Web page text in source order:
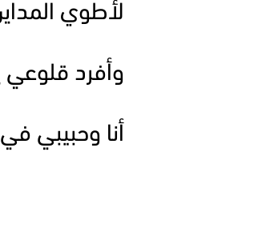
لأطوي
وأفرد قلوعي
أنا وحبيبي